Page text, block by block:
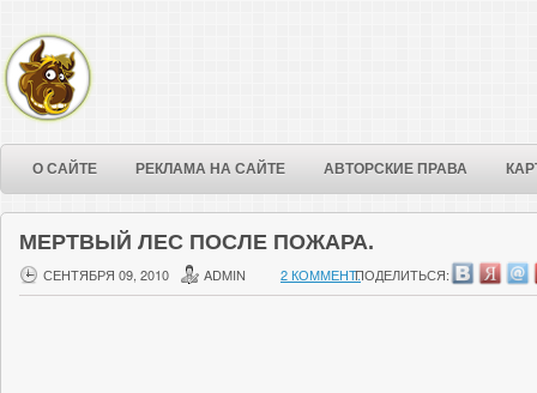
О САЙТЕ РЕКЛАМА НА САЙТЕ АВТОРСКИЕ ПРАВА
МЕРТВЫЙ ЛЕС ПОСЛЕ ПОЖАРА.
СЕНТЯБРЯ 09, 2010 ADMIN 2 КОММЕНТ.ПОДЕЛИТЬСЯ: